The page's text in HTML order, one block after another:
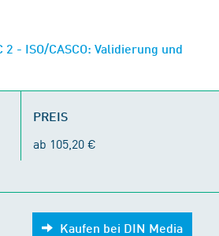
- ISO/CASCO: Validierung und
PREIS
ab 105,20 €
Kaufen bei DIN Media